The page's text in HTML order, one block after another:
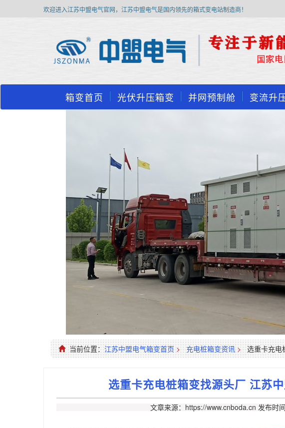
欢迎进入江苏中盟电气官网，江苏中盟电气是国内领先的箱式变电站制造商！
箱变首页 光伏升压箱变 并网预制舱 变流升
当前位置：江苏中盟电气箱变首页 > 充电桩箱变资讯 > 选重卡充电
选重卡充电桩箱变找源头厂 江苏
文章来源：https://www.cnboda.cn 发布时